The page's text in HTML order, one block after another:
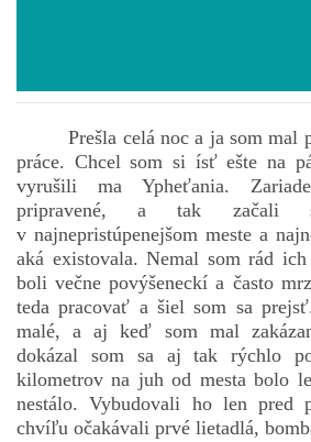
TARA
VÍLA NA BRONZOVEJ ULICI
VLČÍ MOR
Príbehy a poviedky na tejto stránke
vlastníctvom autorov. Všetky
Prešla celá noc a ja som mal
práce. Chcel som si ísť ešte na
vyrušili ma Ypheťania.
pripravené, a tak začali
v najnepristúpenejšom meste a
aká existovala. Nemal som rád
boli večne povýšeneckí a často
teda pracovať a šiel som sa
malé, a aj keď som mal
dokázal som sa aj tak rýchlo
kilometrov na juh od mesta bolo
nestálo. Vybudovali ho len pred
chvíľu očakávali prvé lietadlá,